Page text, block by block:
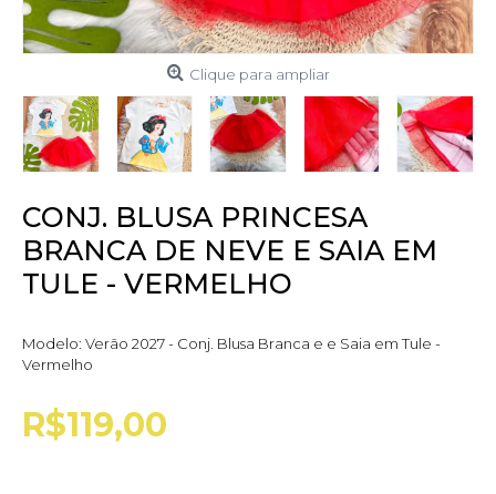
Clique para ampliar
CONJ. BLUSA PRINCESA
BRANCA DE NEVE E SAIA EM
TULE - VERMELHO
Modelo: Verão 2027 - Conj. Blusa Branca e e Saia em Tule -
Vermelho
R$119,00